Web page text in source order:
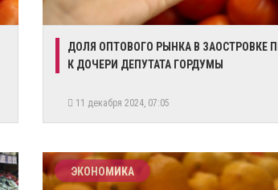
ДОЛЯ ОПТОВОГО РЫНКА В ЗАОСТРОВКЕ
К ДОЧЕРИ ДЕПУТАТА ГОРДУМЫ
11 декабря 2024, 07:05
ЭКОНОМИКА